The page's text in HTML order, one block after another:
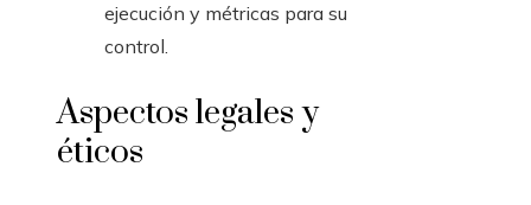
ejecución y métricas para su
control.
Aspectos legales y
éticos